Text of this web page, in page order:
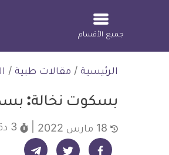
جميع الأقسام
الرئيسية / مقالات طبية /
بسكوت نخالة:
3 دقائق
شارك على فيسبوك - ديلي ميديكال انفو شارك على تويتر - ديلي ميديكال انفو شارك على تيليجرام - ديلي ميديكال انفو